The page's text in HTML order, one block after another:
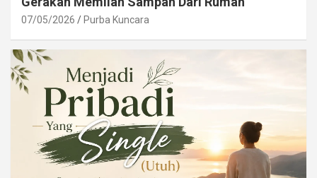
07/05/2026 Purba Kuncara